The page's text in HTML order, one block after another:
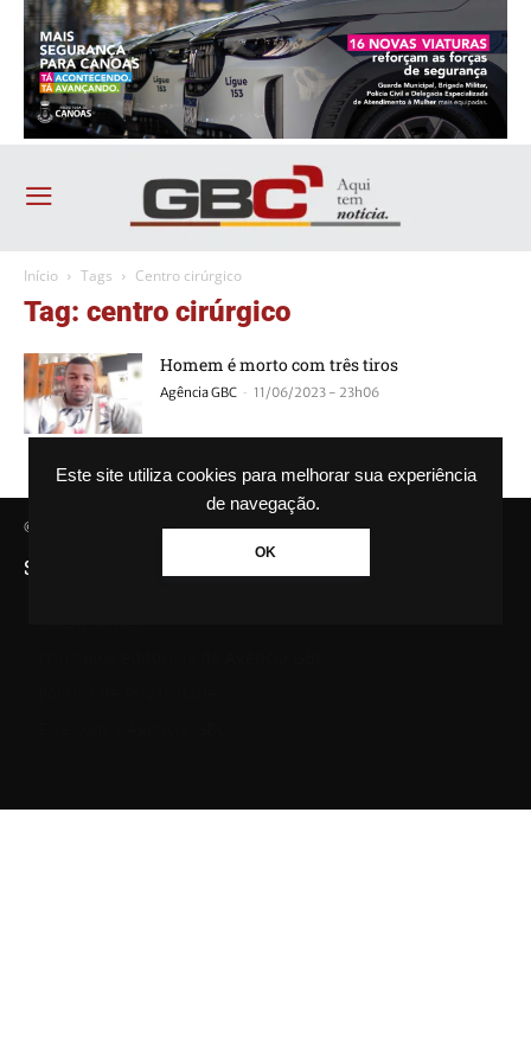
Este site utiliza cookies para melhorar sua experiência
de navegação.
OK
Início Tags Centro cirúrgico
Tag: centro cirúrgico
Homem é morto com três tiros
Agência GBC - 11/06/2023 - 23h06
© Agência GBC. Aqui tem notícia. Todos os direitos reservados.
SAIBA MAIS SOBRE A AGÊNCIA GBC